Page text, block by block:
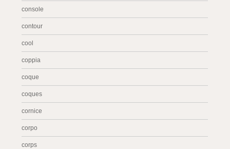
console
contour
cool
coppia
coque
coques
cornice
corpo
corps